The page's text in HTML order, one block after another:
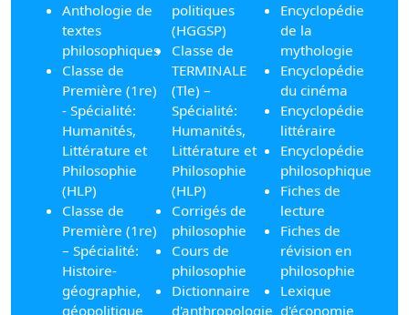
Anthologie de
textes
philosophiques
Classe de
Première (1re)
- Spécialité:
Humanités,
Littérature et
Philosophie
(HLP)
Classe de
Première (1re)
– Spécialité:
Histoire-
géographie,
géopolitique
politiques
(HGGSP)
Classe de
TERMINALE
(Tle) –
Spécialité:
Humanités,
Littérature et
Philosophie
(HLP)
Corrigés de
philosophie
Cours de
philosophie
Dictionnaire
d'anthropologie
Encyclopédie
de la
mythologie
Encyclopédie
du cinéma
Encyclopédie
littéraire
Encyclopédie
philosophique
Fiches de
lecture
Fiches de
révision en
philosophie
Lexique
d'économie